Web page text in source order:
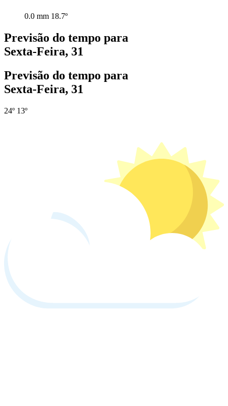
0.0 mm 18.7º
Previsão do tempo para
Sexta-Feira, 31
Previsão do tempo para
Sexta-Feira, 31
24º 13º